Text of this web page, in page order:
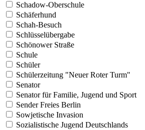
Schadow-Oberschule
Schäferhund
Schah-Besuch
Schlüsselübergabe
Schönower Straße
Schule
Schüler
Schülerzeitung "Neuer Roter Turm"
Senator
Senator für Familie, Jugend und Sport
Sender Freies Berlin
Sowjetische Invasion
Sozialistische Jugend Deutschlands